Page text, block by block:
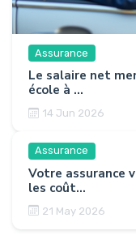
Assurance
Le salaire net
école à ...
14 Jun 2026
Assurance
Votre assurance
les coût...
21 May 2026